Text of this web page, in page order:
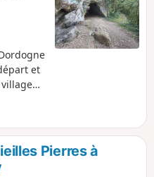
et
de
Le
Pierres à